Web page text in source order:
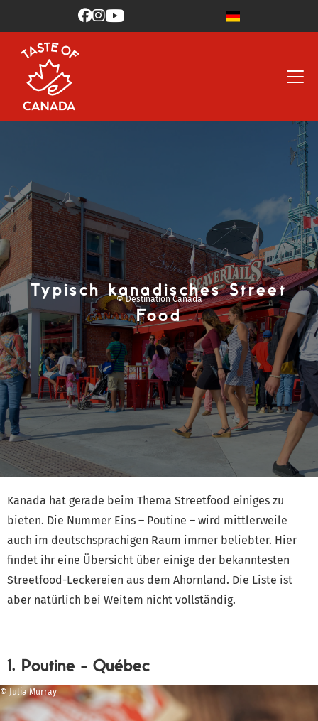

Typisch kanadisches Street
Food
© Destination Canada
Kanada hat gerade beim Thema Streetfood einiges zu
bieten. Die Nummer Eins – Poutine – wird mittlerweile
auch im deutschsprachigen Raum immer beliebter. Hier
findet ihr eine Übersicht über einige der bekanntesten
Streetfood-Leckereien aus dem Ahornland. Die Liste ist
aber natürlich bei Weitem nicht vollständig.
1. Poutine - Québec
© Julia Murray